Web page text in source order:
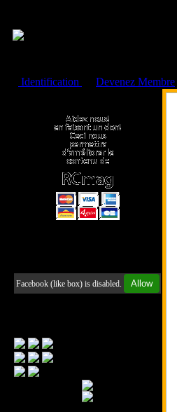
Identification
Devenez Membre
Facebook (like box) is disabled. Allow